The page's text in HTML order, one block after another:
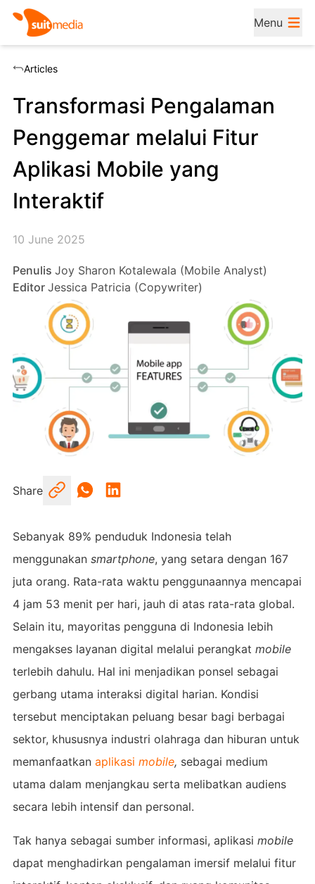
Menu
Articles
Transformasi Pengalaman
Penggemar melalui Fitur
Aplikasi Mobile yang
Interaktif
10 June 2025
Penulis Joy Sharon Kotalewala (Mobile Analyst)
Editor Jessica Patricia (Copywriter)
Share
Sebanyak 89% penduduk Indonesia telah
menggunakan smartphone, yang setara dengan 167
juta orang. Rata-rata waktu penggunaannya mencapai
4 jam 53 menit per hari, jauh di atas rata-rata global.
Selain itu, mayoritas pengguna di Indonesia lebih
mengakses layanan digital melalui perangkat mobile
terlebih dahulu. Hal ini menjadikan ponsel sebagai
gerbang utama interaksi digital harian. Kondisi
tersebut menciptakan peluang besar bagi berbagai
sektor, khususnya industri olahraga dan hiburan untuk
memanfaatkan aplikasi mobile, sebagai medium
utama dalam menjangkau serta melibatkan audiens
secara lebih intensif dan personal.
Tak hanya sebagai sumber informasi, aplikasi mobile
dapat menghadirkan pengalaman imersif melalui fitur